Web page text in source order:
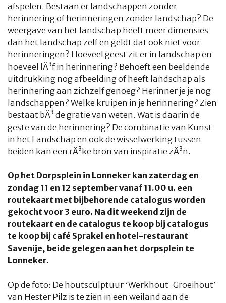
HOMECOLUMNS WHAT'S NEW(S) ECONOMIE SPORT
CULTUUR RADIOABONNEMENT DONERENMAGAZINE
AUTEURS ADVERTERENZOEKEN
afspelen. Bestaan er landschappen zonder
herinnering of herinneringen zonder landschap? De
weergave van het landschap heeft meer dimensies
dan het landschap zelf en geldt dat ook niet voor
herinneringen? Hoeveel geest zit er in landschap en
hoeveel lÄ³f in herinnering? Behoeft een beeldende
uitdrukking nog afbeelding of heeft landschap als
herinnering aan zichzelf genoeg? Herinner je je nog
landschappen? Welke kruipen in je herinnering? Zien
bestaat bÄ³ de gratie van weten. Wat is daarin de
geste van de herinnering? De combinatie van Kunst
in het Landschap en ook de wisselwerking tussen
beiden kan een rÄ³ke bron van inspiratie zÄ³n.
Op het Dorpsplein in Lonneker kan zaterdag en
zondag 11 en 12 september vanaf 11.00 u. een
routekaart met bijbehorende catalogus worden
gekocht voor 3 euro. Na dit weekend zijn de
routekaart en de catalogus te koop bij catalogus
te koop bij café Sprakel en hotel-restaurant
Savenije, beide gelegen aan het dorpsplein te
Lonneker.
Op de foto: De houtsculptuur ‘Werkhout-Groeihout’
van Hester Pilz is te zien in een weiland aan de